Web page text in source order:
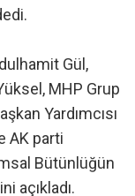
Gül,
MHP Grup
Yardımcısı
AK parti
Bütünlüğün
açıkladı.